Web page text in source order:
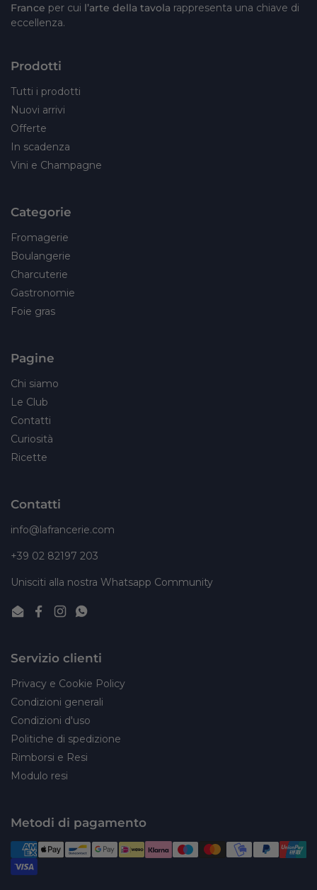
France per cui l’arte della tavola rappresenta una chiave di
eccellenza.
Prodotti
Tutti i prodotti
Nuovi arrivi
Offerte
In scadenza
Vini e Champagne
Categorie
Fromagerie
Boulangerie
Charcuterie
Gastronomie
Foie gras
Pagine
Chi siamo
Le Club
Contatti
Curiosità
Ricette
Contatti
info@lafrancerie.com
+39 02 82197 203
Unisciti alla nostra Whatsapp Community
EmailFacebook
InstagramWhatsApp
Servizio clienti
Privacy e Cookie Policy
Condizioni generali
Condizioni d'uso
Politiche di spedizione
Rimborsi e Resi
Modulo resi
Metodi di pagamento